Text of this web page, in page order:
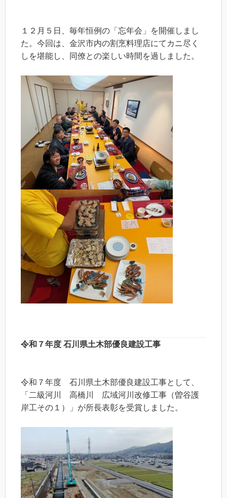
１２月５日、毎年恒例の「忘年会」を開催しまし
た。今回は、金沢市内の割烹料理店にてカニ尽く
しを堪能し、同僚との楽しい時間を過しました。
令和７年度 石川県土木部優良建設工事
令和７年度 石川県土木部優良建設工事として、
「二級河川 高橋川 広域河川改修工事（曽谷護
岸工その１）」が所長表彰を受賞しました。